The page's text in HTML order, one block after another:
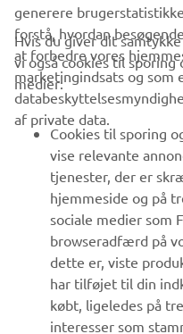
VIRKSOMHED
B2B
MERE YAMAHA
SUPPORT
NYHEDSBREV
Vær den første til at få
generere
forstå, hvordan
at forbedre vores
marketingindsats og som
af private data.
Hvis du giver dit
vi også cookies til sporing
medier:
Cookies til sporing
vise relevante
tjenester, der er
hjemmeside og på
sociale medier som
browseradfærd på
dette er, viste
har tilføjet til din
købt, ligeledes på
interesser som